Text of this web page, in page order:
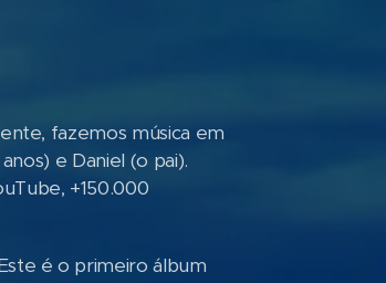
fazemos música em
e Daniel (o pai).
+150.000
é o primeiro álbum